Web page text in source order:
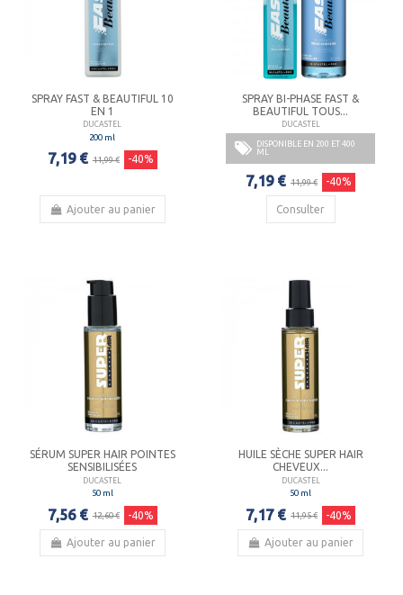
SPRAY FAST & BEAUTIFUL 10
EN 1
DUCASTEL
200 ml
7,19 € 11,99 € -40%
Ajouter au panier
SPRAY BI-PHASE FAST &
BEAUTIFUL TOUS...
DUCASTEL
DISPONIBLE EN 200 ET 400
ML
7,19 € 11,99 € -40%
Consulter
SÉRUM SUPER HAIR POINTES
SENSIBILISÉES
DUCASTEL
50 ml
7,56 € 12,60 € -40%
Ajouter au panier
HUILE SÈCHE SUPER HAIR
CHEVEUX...
DUCASTEL
50 ml
7,17 € 11,95 € -40%
Ajouter au panier